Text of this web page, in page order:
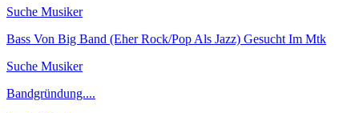
Suche Musiker
Bass Von Big Band (Eher Rock/Pop Als Jazz) Gesucht Im Mtk
Suche Musiker
Bandgründung....